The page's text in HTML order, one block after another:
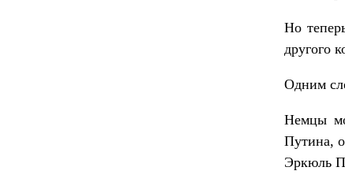
Но
другого
Одним
Немцы
Путина,
Эркюль